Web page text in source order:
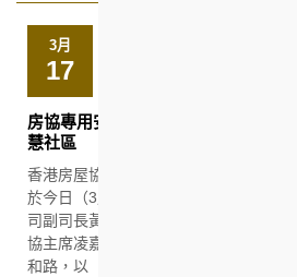
3月
17
房協專用安置屋邨助北都發展 「樂嶺
慧社區
香港房屋協會（房協）首個發展的專用
於今日（3月17日）舉行落成典禮，由
司副司長黃偉綸、房屋局局長何永賢、
協主席凌嘉勤教授及行政總裁陳欽勉一
和路，以「綜合發展模式」設計，提供